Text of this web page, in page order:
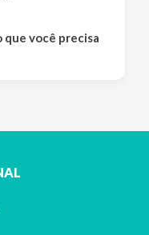
que você precisa